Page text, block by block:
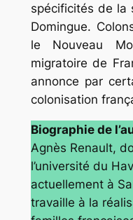
spécificités de la
Domingue.
le Nouveau
migratoire de
annonce par
colonisation
Biographie de
Agnès Renault,
l’université du
actuellement à
travaille à la